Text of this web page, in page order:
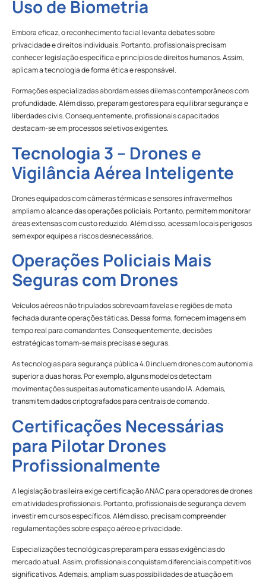
Uso de Biometria
Embora eficaz, o reconhecimento facial levanta debates sobre
privacidade e direitos individuais. Portanto, profissionais precisam
conhecer legislação específica e princípios de direitos humanos. Assim,
aplicam a tecnologia de forma ética e responsável.
Formações especializadas abordam esses dilemas contemporâneos com
profundidade. Além disso, preparam gestores para equilibrar segurança e
liberdades civis. Consequentemente, profissionais capacitados
destacam-se em processos seletivos exigentes.
Tecnologia 3 – Drones e
Vigilância Aérea Inteligente
Drones equipados com câmeras térmicas e sensores infravermelhos
ampliam o alcance das operações policiais. Portanto, permitem monitorar
áreas extensas com custo reduzido. Além disso, acessam locais perigosos
sem expor equipes a riscos desnecessários.
Operações Policiais Mais
Seguras com Drones
Veículos aéreos não tripulados sobrevoam favelas e regiões de mata
fechada durante operações táticas. Dessa forma, fornecem imagens em
tempo real para comandantes. Consequentemente, decisões
estratégicas tornam-se mais precisas e seguras.
As tecnologias para segurança pública 4.0 incluem drones com autonomia
superior a duas horas. Por exemplo, alguns modelos detectam
movimentações suspeitas automaticamente usando IA. Ademais,
transmitem dados criptografados para centrais de comando.
Certificações Necessárias
para Pilotar Drones
Profissionalmente
A legislação brasileira exige certificação ANAC para operadores de drones
em atividades profissionais. Portanto, profissionais de segurança devem
investir em cursos específicos. Além disso, precisam compreender
regulamentações sobre espaço aéreo e privacidade.
Especializações tecnológicas preparam para essas exigências do
mercado atual. Assim, profissionais conquistam diferenciais competitivos
significativos. Ademais, ampliam suas possibilidades de atuação em